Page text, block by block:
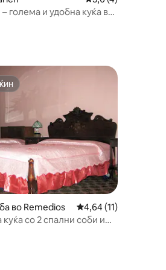
– голема и удобна куќа во
31 рецензии
во Remedios Просечна оцена:
4,64 (11)
куќа со 2 спални соби и